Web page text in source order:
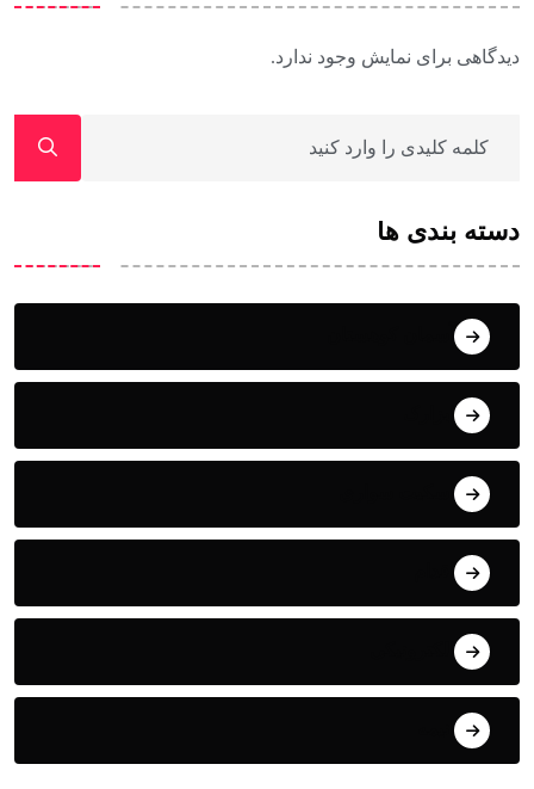
دیدگاهی برای نمایش وجود ندارد.
دسته بندی ها